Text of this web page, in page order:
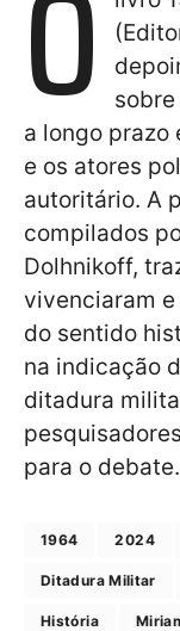
a longo prazo
e os atores
autoritário. A
compilados
Dolhnikoff,
vivenciaram
do sentido
na indicação
ditadura
para o debate.
1964 2024
Ditadura Militar
História